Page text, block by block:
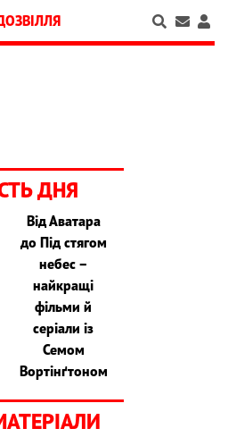
ДНЯ
Від Аватара
до Під стягом
небес –
найкращі
фільми й
серіали із
Семом
Вортінґтоном